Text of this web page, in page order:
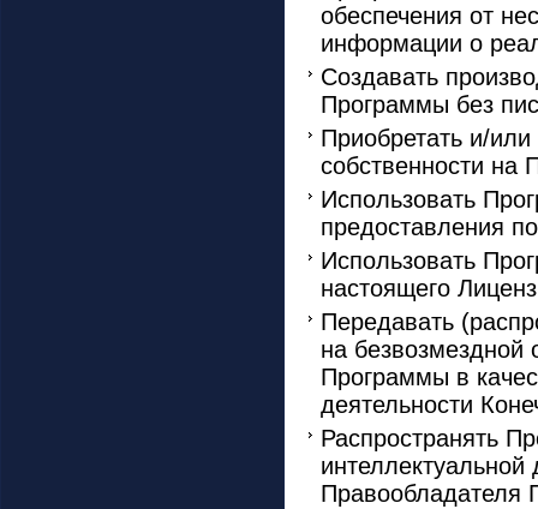
обеспечения от
информации о
Создавать
Программы без
Приобретать и/
собственности на
Использовать
предоставления
Использовать
настоящего
Передавать
на безвозмездной
Программы в
деятельности
Распространять
интеллектуальной
Правообладателя